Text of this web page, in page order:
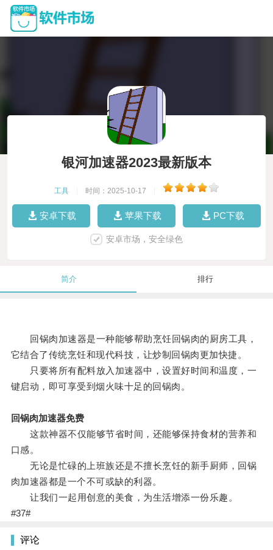
银河加速器2023最新版本
工具 时间：2025-10-17
安卓下载 苹果下载 PC下载
安卓市场，安全绿色
简介 排行
回锅肉加速器是一种能够帮助烹饪回锅肉的厨房工具，
它结合了传统烹饪和现代科技，让炒制回锅肉更加快捷。
只要将所有配料放入加速器中，设置好时间和温度，一
键启动，即可享受到烟火味十足的回锅肉。
回锅肉加速器免费
这款神器不仅能够节省时间，还能够保持食材的营养和
口感。
无论是忙碌的上班族还是不擅长烹饪的新手厨师，回锅
肉加速器都是一个不可或缺的利器。
让我们一起用创意的美食，为生活增添一份乐趣。
#37#
评论